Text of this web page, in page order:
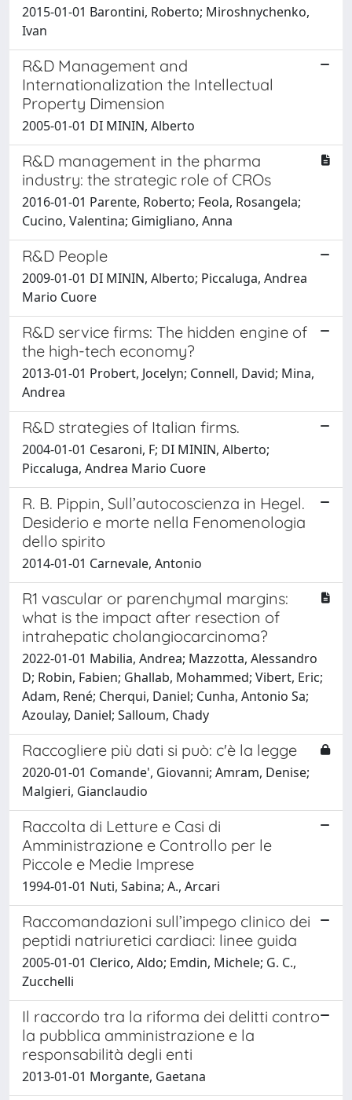
2015-01-01 Barontini, Roberto; Miroshnychenko,
Ivan
R&D Management and
Internationalization the Intellectual
Property Dimension
2005-01-01 DI MININ, Alberto
R&D management in the pharma
industry: the strategic role of CROs
2016-01-01 Parente, Roberto; Feola, Rosangela;
Cucino, Valentina; Gimigliano, Anna
R&D People
2009-01-01 DI MININ, Alberto; Piccaluga, Andrea
Mario Cuore
R&D service firms: The hidden engine of
the high-tech economy?
2013-01-01 Probert, Jocelyn; Connell, David; Mina,
Andrea
R&D strategies of Italian firms.
2004-01-01 Cesaroni, F; DI MININ, Alberto;
Piccaluga, Andrea Mario Cuore
R. B. Pippin, Sull’autocoscienza in Hegel.
Desiderio e morte nella Fenomenologia
dello spirito
2014-01-01 Carnevale, Antonio
R1 vascular or parenchymal margins:
what is the impact after resection of
intrahepatic cholangiocarcinoma?
2022-01-01 Mabilia, Andrea; Mazzotta, Alessandro
D; Robin, Fabien; Ghallab, Mohammed; Vibert, Eric;
Adam, René; Cherqui, Daniel; Cunha, Antonio Sa;
Azoulay, Daniel; Salloum, Chady
Raccogliere più dati si può: c'è la legge
2020-01-01 Comande', Giovanni; Amram, Denise;
Malgieri, Gianclaudio
Raccolta di Letture e Casi di
Amministrazione e Controllo per le
Piccole e Medie Imprese
1994-01-01 Nuti, Sabina; A., Arcari
Raccomandazioni sull’impego clinico dei
peptidi natriuretici cardiaci: linee guida
2005-01-01 Clerico, Aldo; Emdin, Michele; G. C.,
Zucchelli
Il raccordo tra la riforma dei delitti contro
la pubblica amministrazione e la
responsabilità degli enti
2013-01-01 Morgante, Gaetana